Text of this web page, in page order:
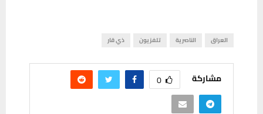
العراق الناصرية تلفزيون ذي قار
مشاركة 0